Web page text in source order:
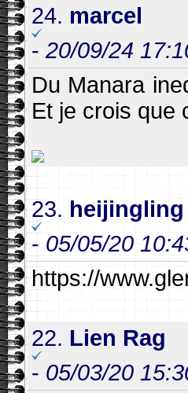
24. marcel
- 20/09/24
Du Manara
Et je crois que
23. heijingling
- 05/05/20
https://
22. Lien Rag
- 05/03/20